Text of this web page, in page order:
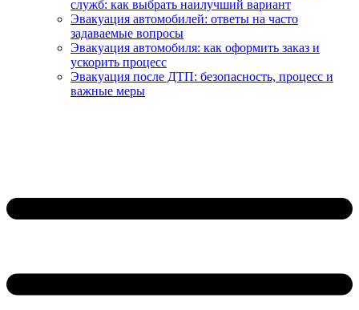
служб: как выбрать наилучший вариант
Эвакуация автомобилей: ответы на часто
задаваемые вопросы
Эвакуация автомобиля: как оформить заказ и
ускорить процесс
Эвакуация после ДТП: безопасность, процесс и
важные меры